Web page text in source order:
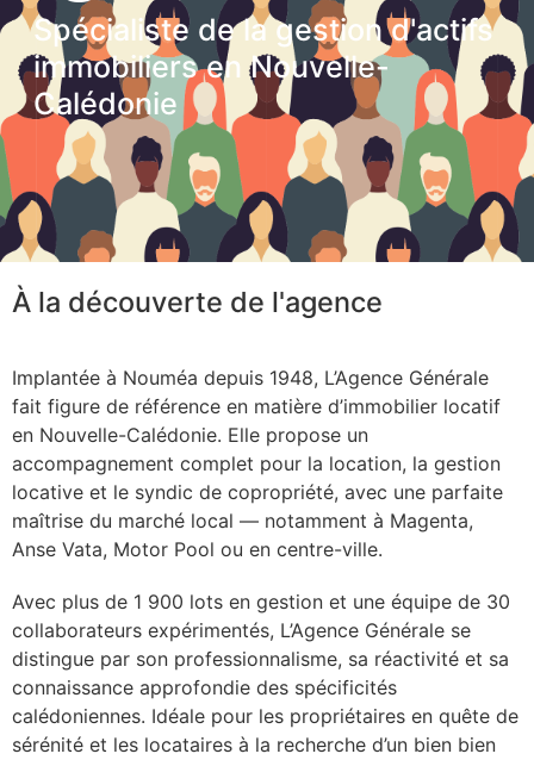
Spécialiste de la gestion d'actifs
immobiliers en Nouvelle-
Calédonie
À la découverte de l'agence
Implantée à Nouméa depuis 1948, L’Agence Générale
fait figure de référence en matière d’immobilier locatif
en Nouvelle-Calédonie. Elle propose un
accompagnement complet pour la location, la gestion
locative et le syndic de copropriété, avec une parfaite
maîtrise du marché local — notamment à Magenta,
Anse Vata, Motor Pool ou en centre-ville.
Avec plus de 1 900 lots en gestion et une équipe de 30
collaborateurs expérimentés, L’Agence Générale se
distingue par son professionnalisme, sa réactivité et sa
connaissance approfondie des spécificités
calédoniennes. Idéale pour les propriétaires en quête de
sérénité et les locataires à la recherche d’un bien bien